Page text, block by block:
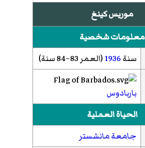
موريس كينغ
معلومات شخصية
سنة1936(العمر 83–84 سنة)
باربادوس
الحياة العملية
جامعة مانشستر